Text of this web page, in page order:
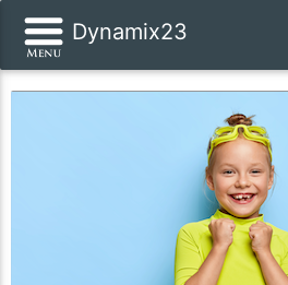
Dynamix23